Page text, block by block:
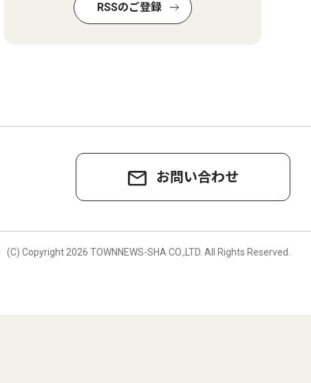
RSSのご登録
お問い合わせ
(C) Copyright 2026 TOWNNEWS-SHA CO.,LTD. All Rights Reserved.